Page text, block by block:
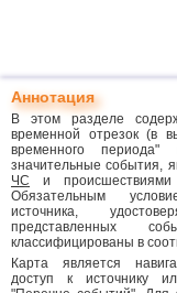
Аннотация
В этом разделе
временной отрезок (в
временного периода"
значительные события,
ЧС и
Обязательным
источника,
представленных
классифицированы в
Карта является
доступ к источнику